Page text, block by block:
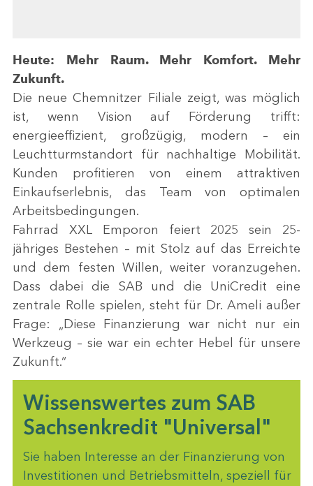
Heute: Mehr Raum. Mehr Komfort. Mehr
Zukunft.
Die neue Chemnitzer Filiale zeigt, was möglich
ist, wenn Vision auf Förderung trifft:
energieeffizient, großzügig, modern – ein
Leuchtturmstandort für nachhaltige Mobilität.
Kunden profitieren von einem attraktiven
Einkaufserlebnis, das Team von optimalen
Arbeitsbedingungen.
Fahrrad XXL Emporon feiert 2025 sein 25-
jähriges Bestehen – mit Stolz auf das Erreichte
und dem festen Willen, weiter voranzugehen.
Dass dabei die SAB und die UniCredit eine
zentrale Rolle spielen, steht für Dr. Ameli außer
Frage: „Diese Finanzierung war nicht nur ein
Werkzeug – sie war ein echter Hebel für unsere
Zukunft.“
Wissenswertes zum SAB
Sachsenkredit "Universal"
Sie haben Interesse an der Finanzierung von
Investitionen und Betriebsmitteln, speziell für